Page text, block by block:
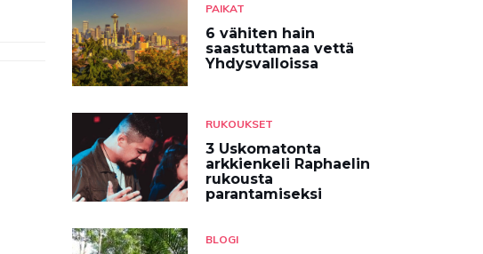
PAIKAT
6 vähiten hain
saastuttamaa vettä
Yhdysvalloissa
RUKOUKSET
3 Uskomatonta
arkkienkeli Raphaelin
rukousta
parantamiseksi
BLOGI